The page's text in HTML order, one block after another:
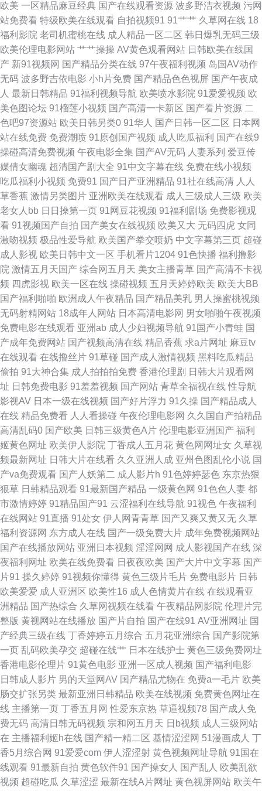
线下载 91夜夜撸免费视频 成人电彯 国产精品久久97 国产亚洲一A 巨乳91 色
色色网站 80s电影网站 91无码精品入口竹菊 肏屄天天肏屄 电影天堂在线a
国产一二91 美罗城高校沟厕okn 少妇网站 亚洲成人人网 91c免费网站 91视
频地址 97电影在线 tv8影视网 草草浮力影院 高潮图片 久久这里只有 殴美o殴
美 无码不卡一区 91巨乳黑丝在线 91网站制服诱惑 www久草 丰满少妇被后
入 黄wwwwww免费www 久久久久久久久久人妻 男女夜间做事网站 香嶣视
频 91美女黑料免费 97超碰激情电影在线播放 丁香电影 国产天天操天天爽 密
桃视频91 欧美专区日韩 欧美日韩首页 欧美一成 国产专区在线观看91探花 国
产精品午夜麻烦 女人性高潮视频 深夜释放在线看网站 91肏屄资源 91黄废
97影院在线观看电视剧 国产对白精彩 漂亮妈妈6中文完整高清 在线国产 99
热青青草这里有精品 国产精品www 久久精品毛片 欧美AⅤ 人妻视频一区二区
三区 91wwW日本 欧美在线视频一区 91看片看 国产视频网站com 欧美中日
韩 思思干 91大片高清看 91社中文字幕 国产欧美日韩综合 欧美大片九1视频
欧美不卡码 超碰人妻91 欧美十次高清综合久 香蕉视院黄 91九色绿帽夫妻
97干视频 啊v在线 国产96视频网站 国产自啪视频 在线观看资源网站 99热这
里这里有美女 九1传媒网页 日韩五马 91国精品啪 91在线日本精品 草草剧院
网址屁屁影院 国产精品久久在线视频 91极速版在线看 蜜桃视频免费观看 三
级网站 91色色下栽 国产91在线视频网站 欧美福利区 天天综合 91成人prom
成人做爱正片 欧美日韩磁力在线 91巨乳看片 91合集磁力 草草浮力院 狠狠干
干 殴美韩日 欧美在线网站 80s电影电影网站官网 91线看视频 国产三级自拍
视频 欧美国产成人在线 无人区免费观看高清完整版 a网站在线观看免费 91
黄也视频网站 国产精品综合在线久久 欧美三级视频 亚洲图片在线 在线免费
电影网站 99精品8 bt种子天堂 91在线影音 国产欧美专区 欧美有码第一页 中
文字幕在线熟女 91亚洲AA久久入口 国产怡春院一区 天龙影视 91在线视频
观看图片 韩国一级片在线播放 日韩成人免费 91v精品 91综合在线视频 国产
日逼视频免费看 欧美日韩变态免费 国产91在线首页 欧美在线日韩综合 无码
视频免费观看 91综合色图 九一刺激链接 日本大码交配网站 6080新视觉视影
欧美 一区精品麻豆经典 国产在线观看资源 波多野洁衣视频 污网
站免费看 特级欧美在线观看 自拍视频91 91艹艹 久草网在线 18
福利影院 老司机蜜桃在线 成人精品一区二区 韩日爆乳无码三级
欧美伦理电影网站 艹艹操操 AV黄色观看网站 日韩欧美在线国
产 新91视频网 国产精品分类在线 97午夜福利视频 岛国AV动作
无码 波多野吉依电影 小h片免费 国产精品色色视屏 国产午夜成
人 最新日韩精品 91福利视频导航 欧美喷水影院 91爱爱视频 欧
美色图论坛 91榴莲小视频 国产高清一卡新区 国产看片资源 二
色吧97资源站 欧美日韩另类0 91华人 国产日韩一区二区 日本网
站在线免费 免费潮喷 91原创国产视频 成人吃瓜福利 国产在线9
操碰高清免费视频 午夜电影全集 国产AV无码 人妻系列 爱豆传
媒倩女幽魂 超清国产剧大全 91中文字幕在线 免费在线小视频
吃瓜福利小视频 免费91 国产日产亚洲精品 91社在线高清 人人
草香蕉 激情另类图片 亚洲欧美在线观看 成人三级成人三级 欧美
老女人bb 日日操第一页 91网豆花视频 91福利剧场 免费影视观
看 91视频国产自拍 国产美女在线视频 欧美又大 无码四虎 女同
激吻视频 极品性爱导航 欧美国产拳交喷奶 中文字幕第三页 超碰
成人影视 欧美日韩中文一区 手机看片1204 91色快播 福利撸影
院 激情五月天国产 综合网五月天 美女主播青草 国产高清不卡视
频 四虎影视 欧美一区在线 操碰视频 五月天婷婷欧美 欧美大BB
国产福利啪啪 欧洲成人午夜精品 国产精品美乳 男人操蜜桃视频
无码射精网站 18成年人网站 日本高清电影网 男女啪啪午夜视频
免费电影在线观看 亚洲ab 成人少妇视频导航 91国产小青蛙 国
产成年免费网站 国产视频高清在线 精品香蕉 求a片网址 麻豆tv
在线观看 在线撸丝片 91草碰 国产成人激情视频 黑料吃瓜精品
偷拍 91大神合集 成人拍拍拍免费 香港伦理剧 日韩大片观看网
址 日韩免费电影 91羞羞视频 国产网站 青草全福视在线 性导航
影视AV 日本一级在线视频 国产好片浮力 91久操 国产精品成人
在线 精品免费看 人人看操碰 午夜伦理电影网 久久国自产拍精品
高清乱码0 国产欧美 日韩三级黄色A片 伦理电影亚洲国产 福利
姬黄色网址 欧美伊人影院 丁香成人五月花 黄色网网址女 久草视
频最新网址 日韩大片在线看 久久亚洲人成 亚州色图乱伦小说 国
产va免费观看 国产人妖第二 成人影片h 91色婷婷瑟色 东京热狠
狠草 日韩精品观看 91最新国产精品 一级黄色网 91色色人妻 都
市激情婷婷 91精品国产91 云涩福利在线导航 91视色 午夜福利
在线网站 91直播 91处女 伊人网青青草 国产又爽又黄又无 久草
福利资源网 东方成人在线 国产一级免费大片 成年免费视频网站
国产在线播放网站 亚洲日本视频 淫淫网网 成人影视国产在线 深
夜福利网址 欧美在线免费看 日夜夜欧美 国产大片中文字幕 国产
片91 操久婷婷 91视频你懂得 黄色三级片毛片 免费电影片 日韩
欧美爱爱 成人亚洲区 欧美性16 成人色情黄片在线 在线观看亚
洲精品 国产热综合 久草网视频在线看 午夜精品网影院 伦理片完
整版 黄视网站在线播放 国产片自拍 国产在线91 AV亚洲网址 国
产经典三级在线 丁香婷婷五月综合 五月花亚洲综合 国产影院第
一页 乱码欧美孕交 超碰在线艹 日本在线护士 黄色三级免费网址
香港电影伦理片 91黄色电影 亚洲一区成人视频 国产福利电影
日韩成人影片 男的天堂网AV 国产精品尤物在 免费a一毛片 欧美
肠交扩张另类 最新亚洲日韩精品 欧美在线视频 免费黄色网址在
线 主播第一页 丁香五月网 性爱东京热 草逼视频78 国产成人免
费无码 高清日韩无码视频 宗和网五月天 日b视频 成人三级网站
在 主播福利姬h在线 国产精一精二区 基情涩涩网 51漫画成人 丁
香5月综合网 91爱爱com 伊人涩涩射 黄色视频网址导航 91国在
线观看 91最新自拍 黄色软件91 国产操女人 国产乱人 欧美乱欲
视频 超碰吃瓜 久草涩涩 最新在线A片网址 黄色视屏网站 欧美午